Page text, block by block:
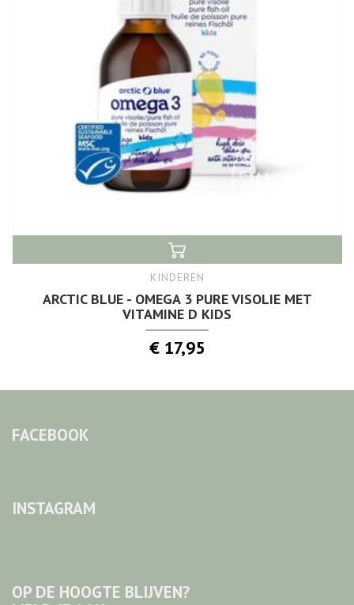
KINDEREN
ARCTIC BLUE - OMEGA 3 PURE VISOLIE MET
VITAMINE D KIDS
€ 17,95
FACEBOOK
INSTAGRAM
OP DE HOOGTE BLIJVEN?